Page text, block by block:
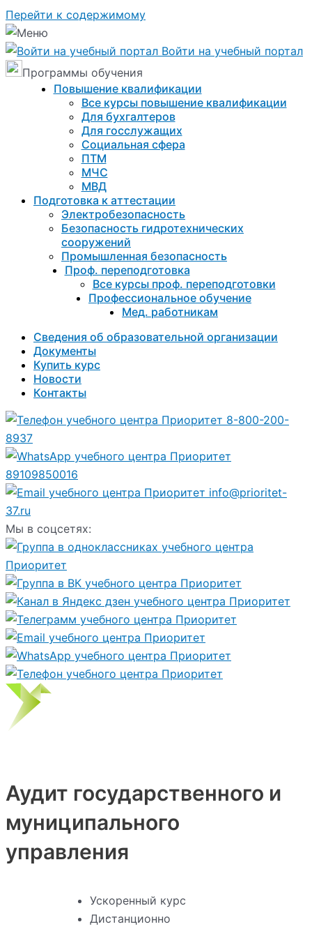
Перейти к содержимому
Войти на учебный портал
Программы обучения
Повышение квалификации
Все курсы повышение квалификации
Для бухгалтеров
Для госслужащих
Социальная сфера
ПТМ
МЧС
МВД
Подготовка к aттестации
Электробезопасность
Безопасность гидротехнических
сооружений
Промышленная безопасность
Проф. переподготовка
Все курсы проф. переподготовки
Профессиональное обучение
Мед. работникам
Сведения об образовательной организации
Документы
Купить курс
Новости
Контакты
8-800-200-
8937
89109850016
info@prioritet-
37.ru
Мы в соцсетях:
Аудит государственного и
муниципального
управления
Ускоренный курс
Дистанционно